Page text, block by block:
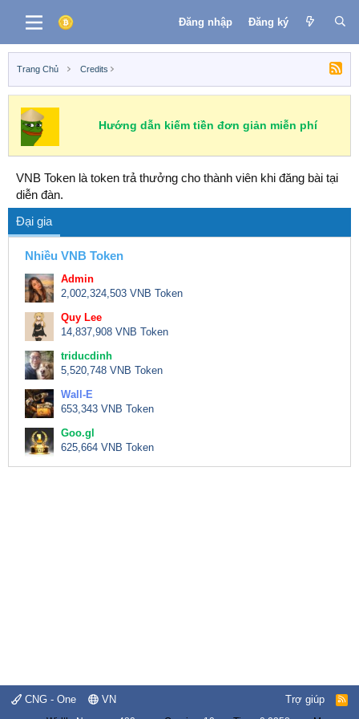
Đăng nhập Đăng ký
Trang Chủ Credits
Hướng dẫn kiếm tiền đơn giản miễn phí
VNB Token là token trả thưởng cho thành viên khi đăng bài tại
diễn đàn.
Đại gia
Nhiều VNB Token
Admin
2,002,324,503 VNB Token
Quy Lee
14,837,908 VNB Token
triducdinh
5,520,748 VNB Token
Wall-E
653,343 VNB Token
Goo.gl
625,664 VNB Token
CNG - One VN Trợ giúp
R